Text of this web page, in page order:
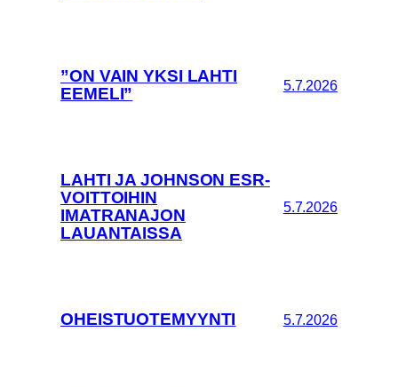
”ON VAIN YKSI LAHTI
EEMELI”
5.7.2026
LAHTI JA JOHNSON ESR-
VOITTOIHIN
IMATRANAJON
LAUANTAISSA
5.7.2026
OHEISTUOTEMYYNTI 5.7.2026